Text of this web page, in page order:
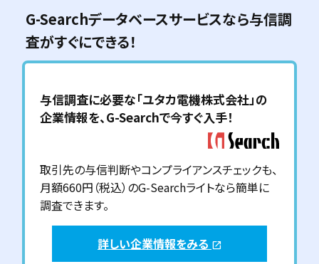
G-Searchデータベースサービスなら与信調
査がすぐにできる！
与信調査に必要な「ユタカ電機株式会社」の
企業情報を、G-Searchで今すぐ入手！
取引先の与信判断やコンプライアンスチェックも、
月額660円（税込）のG-Searchライトなら簡単に
調査できます。
詳しい企業情報をみる open_in_new